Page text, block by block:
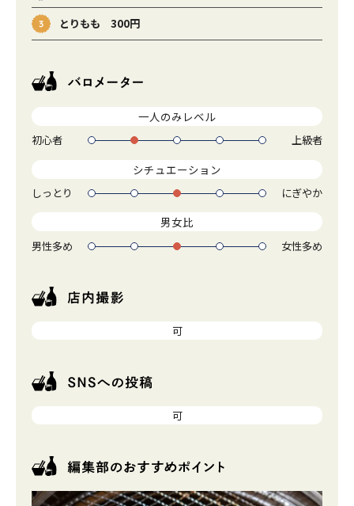
とりもも 300円
一人のみレベル
初心者 1 2 3 4 5 上級者
シチュエーション
しっとり 1 2 3 4 5 にぎやか
男女比
男性多め 1 2 3 4 5 女性多め
可
可